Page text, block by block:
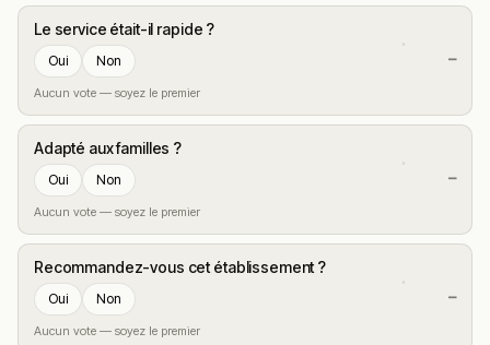
Le service était-il rapide ?
Oui Non
Aucun vote — soyez le premier
—
Adapté aux familles ?
Oui Non
Aucun vote — soyez le premier
—
Recommandez-vous cet établissement ?
Oui Non
Aucun vote — soyez le premier
—